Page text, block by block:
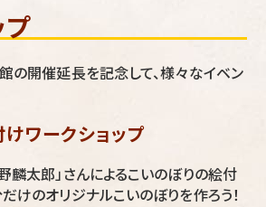
プ
の開催延長を記念して、様々なイベン
ワークショップ
麟太郎」さんによるこいのぼりの絵付
けのオリジナルこいのぼりを作ろう！